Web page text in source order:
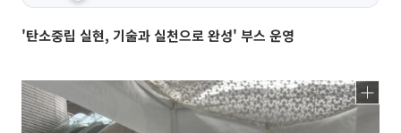
'탄소중립 실현, 기술과 실천으로 완성' 부스 운영